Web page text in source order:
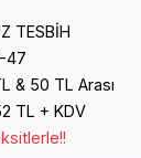
TESBİH
47
& 50 TL Arası
TL + KDV